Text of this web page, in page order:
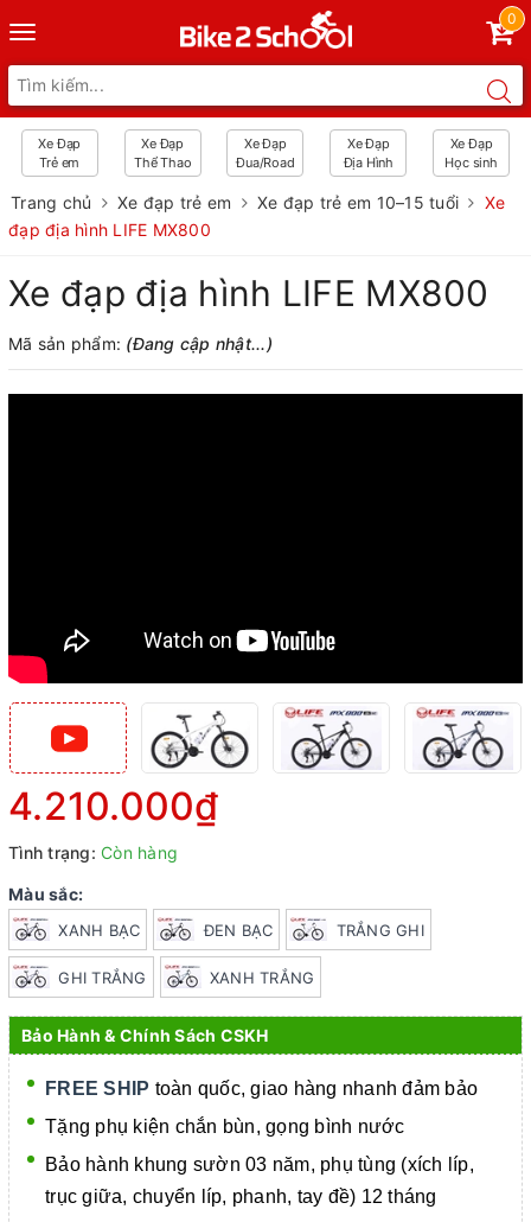
Toggle
navigation
0
Xe Đạp
Trẻ em
Xe Đạp
Thể Thao
Xe Đạp
Đua/Road
Xe Đạp
Địa Hình
Xe Đạp
Học sinh
Trang chủ Xe đạp trẻ em Xe đạp trẻ em 10–15 tuổi
Xe
đạp địa hình LIFE MX800
Xe đạp địa hình LIFE MX800
Mã sản phẩm: (Đang cập nhật...)
4.210.000₫
Tình trạng: Còn hàng
Màu sắc:
XANH BẠC ĐEN BẠC TRẮNG GHI
GHI TRẮNG XANH TRẮNG
Bảo Hành & Chính Sách CSKH
FREE SHIP toàn quốc, giao hàng nhanh đảm bảo
Tặng phụ kiện chắn bùn, gọng bình nước
Bảo hành khung sườn 03 năm, phụ tùng (xích líp,
trục giữa, chuyển líp, phanh, tay đề) 12 tháng